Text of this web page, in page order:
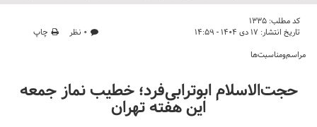
حجت‌الاسلام حاج علی‌اکبری؛ خطیب این هفته نماز جمعه تهران
معظم انقلاب
گزارش تصویری| مراسم نماز بر پیکر امام شهید انقلاب اسلامی ایران
کد مطلب: 1335
تاریخ انتشار: ۱۷ دی ۱۴۰۴ - ۱۴:۵۹ ۰ نظر
چاپ
مراسم‌ومناسبت‌ها
حجت‌الاسلام ابوترابی‌فرد؛ خطیب نماز جمعه
این هفته تهران